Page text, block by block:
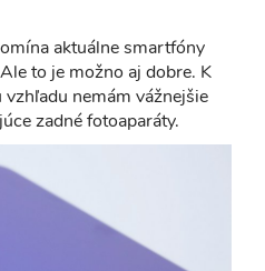
aktuálne smartfóny
to je možno aj dobre. K
nemám vážnejšie
zadné fotoaparáty.